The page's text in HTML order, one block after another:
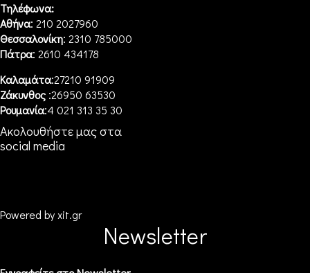
Τηλέφωνα:
Αθήνα: 210 2027960
Θεσσαλονίκη: 2310 785000
Πάτρα: 2610 434178
Καλαμάτα:27210 91909
Ζάκυνθος :26950 63530
Ρουμανία:4 021 313 35 30
Ακολουθήστε μας στα
social media
Powered by xit.gr
Newsletter